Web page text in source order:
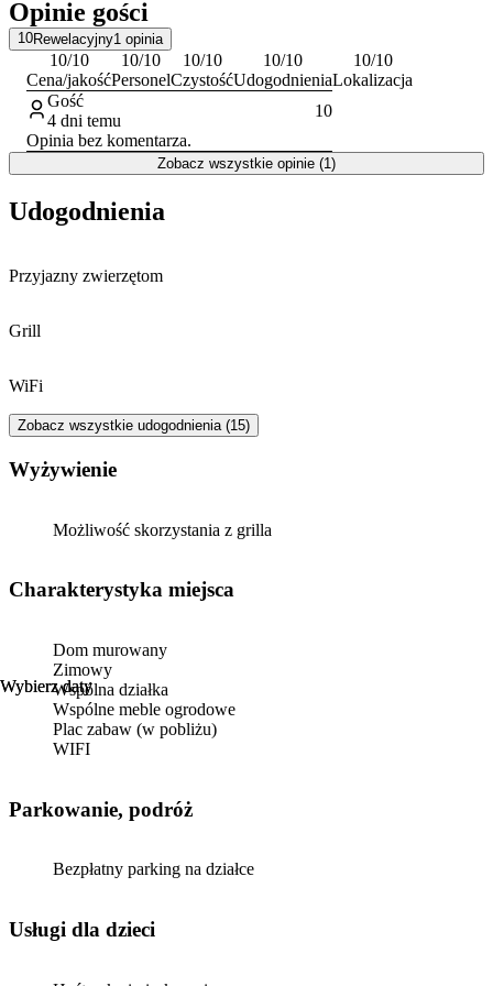
Opinie gości
10Rewelacyjny1 opinia
10/10
Cena/jakość
10/10
Personel
10/10
Czystość
10/10
Udogodnienia
10/10
Lokalizacja
Gość
4 dni temu
10
Opinia bez komentarza.
Zobacz wszystkie opinie (1)
Wybierz daty
Wybierz daty
Udogodnienia
Przyjazny zwierzętom
Grill
WiFi
Zobacz wszystkie udogodnienia (15)
Wyżywienie
Możliwość skorzystania z grilla
Charakterystyka miejsca
Dom murowany
Zimowy
Wspólna działka
Wspólne meble ogrodowe
Plac zabaw (w pobliżu)
WIFI
Parkowanie, podróż
Bezpłatny parking na działce
usługi dla dzieci